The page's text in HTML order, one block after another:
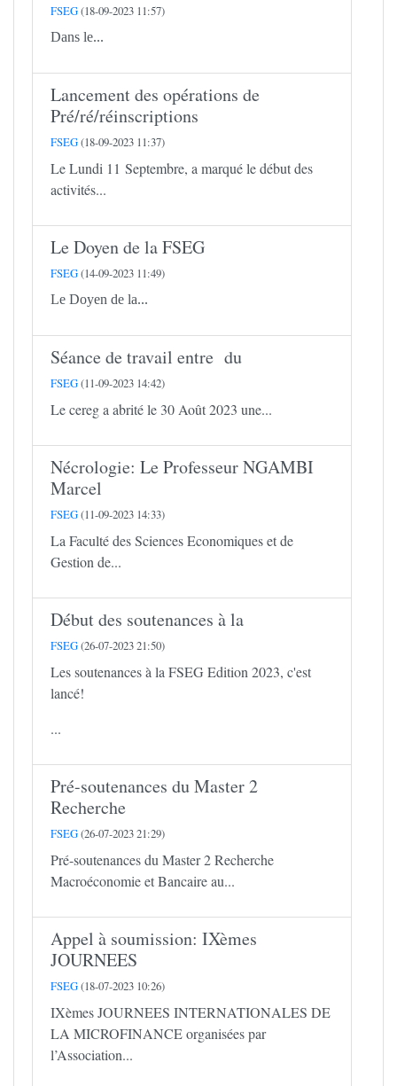
FSEG(18-09-2023 11:57)
Dans le...
Lancement des opérations de
Pré/ré/réinscriptions
FSEG(18-09-2023 11:37)
Le Lundi 11 Septembre, a marqué le début des
activités...
Le Doyen de la FSEG
FSEG(14-09-2023 11:49)
Le Doyen de la...
Séance de travail entre du
FSEG(11-09-2023 14:42)
Le cereg a abrité le 30 Août 2023 une...
Nécrologie: Le Professeur NGAMBI
Marcel
FSEG(11-09-2023 14:33)
La Faculté des Sciences Economiques et de
Gestion de...
Début des soutenances à la
FSEG(26-07-2023 21:50)
Les soutenances à la FSEG Edition 2023, c'est
lancé!
...
Pré-soutenances du Master 2
Recherche
FSEG(26-07-2023 21:29)
Pré-soutenances du Master 2 Recherche
Macroéconomie et Bancaire au...
Appel à soumission: IXèmes
JOURNEES
FSEG(18-07-2023 10:26)
IXèmes JOURNEES INTERNATIONALES DE
LA MICROFINANCE organisées par
l’Association...